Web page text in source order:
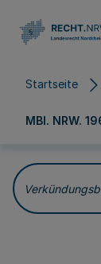
Startseite
MBl. NRW.